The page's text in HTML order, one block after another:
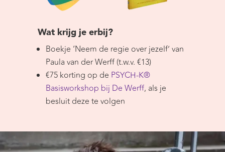
Wat krijg je erbij?
Boekje ‘Neem de regie over jezelf’ van
Paula van der Werff (t.w.v. €13)
€75 korting op de PSYCH-K®
Basisworkshop bij De Werff, als je
besluit deze te volgen